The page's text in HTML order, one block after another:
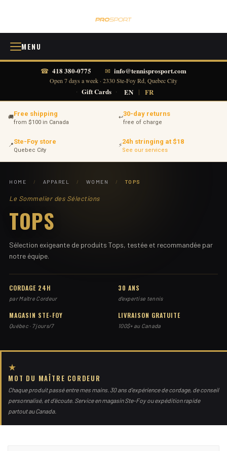
MENU
☎ 418 380-0775 ✉ info@tennisprosport.com
Open 7 days a week · 2330 Ste-Foy Rd, Quebec City
· Gift Cards · EN | FR
🚚Free shipping
from $100 in Canada
↩30-day returns
free of charge
📍Ste-Foy store
Quebec City
⚡24h stringing at $18
See our services
HOME / APPAREL / WOMEN / TOPS
Le Sommelier des Sélections
TOPS
Sélection exigeante de produits Tops, testée et recommandée par
notre équipe.
CORDAGE 24H
par Maître Cordeur
30 ANS
d'expertise tennis
MAGASIN STE-FOY
Québec · 7 jours/7
LIVRAISON GRATUITE
100$+ au Canada
★
MOT DU MAÎTRE CORDEUR
Chaque produit passé entre mes mains. 30 ans d'expérience de cordage, de conseil
personnalisé, et d'écoute. Service en magasin Ste-Foy ou expédition rapide
partout au Canada.